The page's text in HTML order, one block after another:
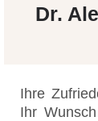
Dr.
Ihre
Ihr